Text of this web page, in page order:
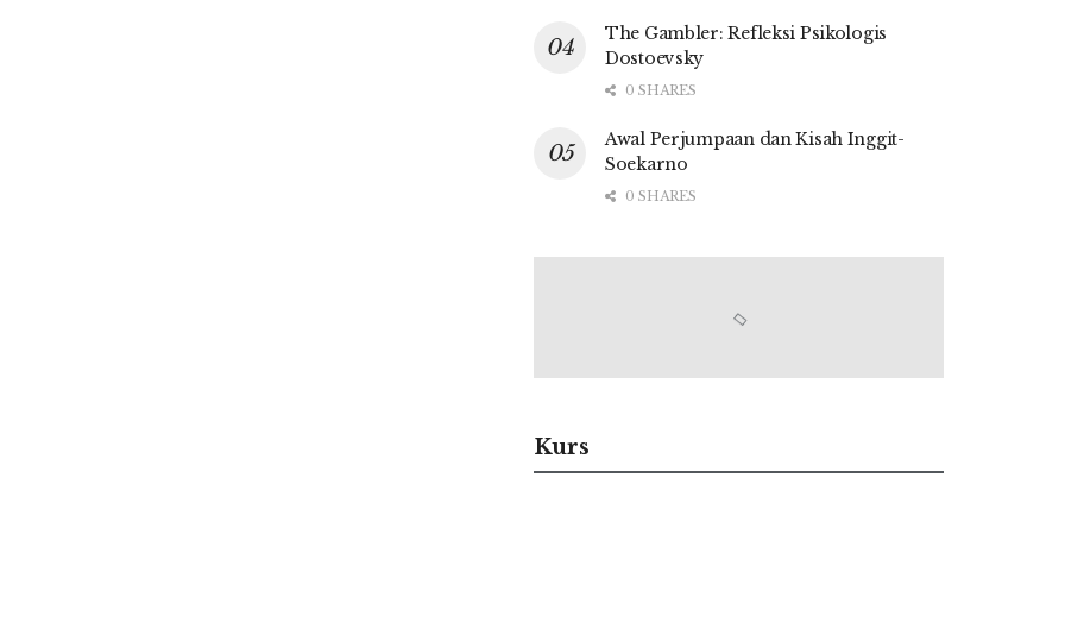
The Gambler: Refleksi Psikologis
Dostoevsky
0 SHARES
Awal Perjumpaan dan Kisah Inggit-
Soekarno
0 SHARES
Kurs